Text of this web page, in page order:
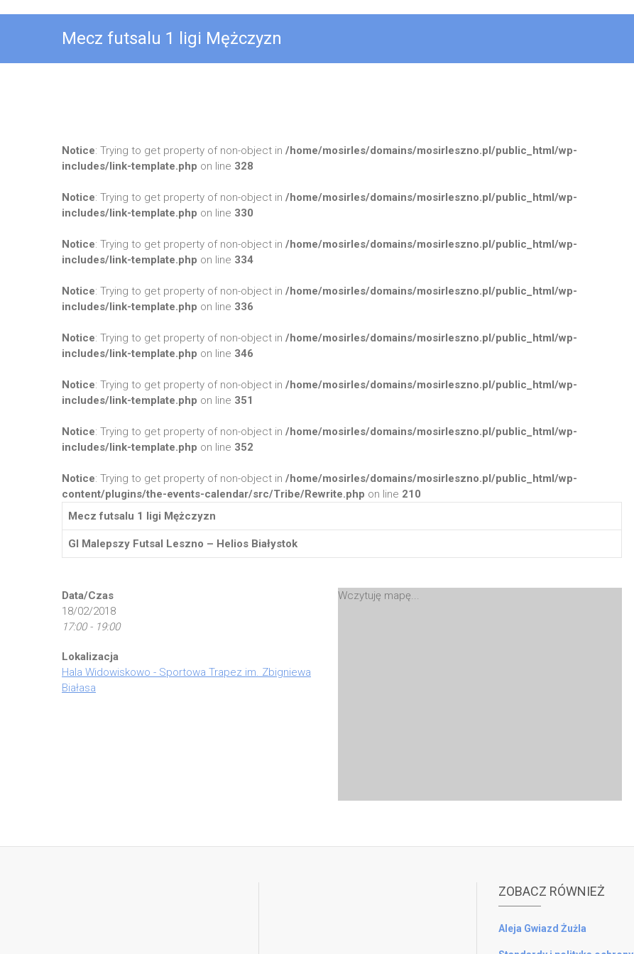
Mecz futsalu 1 ligi Mężczyzn
Notice: Trying to get property of non-object in /home/mosirles/domains/mosirleszno.pl/public_html/wp-
includes/link-template.php on line 328
Notice: Trying to get property of non-object in /home/mosirles/domains/mosirleszno.pl/public_html/wp-
includes/link-template.php on line 330
Notice: Trying to get property of non-object in /home/mosirles/domains/mosirleszno.pl/public_html/wp-
includes/link-template.php on line 334
Notice: Trying to get property of non-object in /home/mosirles/domains/mosirleszno.pl/public_html/wp-
includes/link-template.php on line 336
Notice: Trying to get property of non-object in /home/mosirles/domains/mosirleszno.pl/public_html/wp-
includes/link-template.php on line 346
Notice: Trying to get property of non-object in /home/mosirles/domains/mosirleszno.pl/public_html/wp-
includes/link-template.php on line 351
Notice: Trying to get property of non-object in /home/mosirles/domains/mosirleszno.pl/public_html/wp-
includes/link-template.php on line 352
Notice: Trying to get property of non-object in /home/mosirles/domains/mosirleszno.pl/public_html/wp-
content/plugins/the-events-calendar/src/Tribe/Rewrite.php on line 210
Mecz futsalu 1 ligi Mężczyzn
GI Malepszy Futsal Leszno – Helios Białystok
Wczytuję mapę...
Data/Czas
18/02/2018
17:00 - 19:00
Lokalizacja
Hala Widowiskowo - Sportowa Trapez im. Zbigniewa
Białasa
ZOBACZ RÓWNIEŻ
Aleja Gwiazd Żużla